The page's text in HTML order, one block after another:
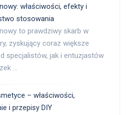
właściwości, efekty i
stosowania
to prawdziwy skarb w
zyskujący coraz większe
specjalistów, jak i entuzjastów
…
– właściwości,
i przepisy DIY